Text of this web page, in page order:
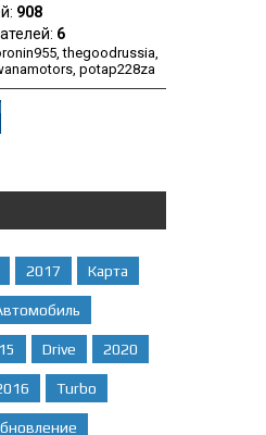
908
6
,thegoodrussia,
, potap228za
2017 Карта
Drive 2020
Turbo